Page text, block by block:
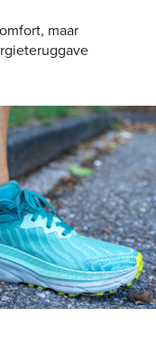
maar